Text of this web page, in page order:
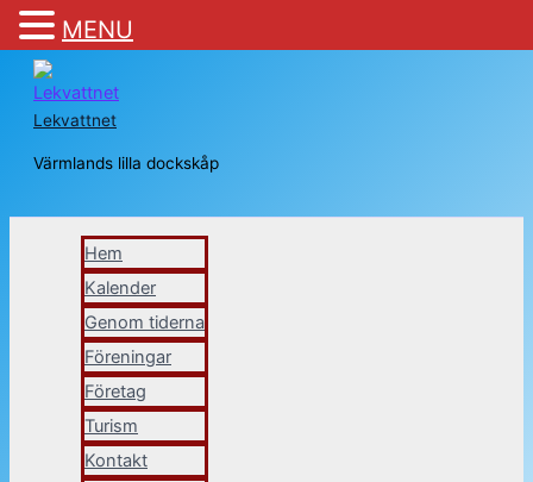
Hoppa
innehåll
Lekvattnet
Värmlands lilla dockskåp
Hem
Kalender
Genom tiderna
Föreningar
Företag
Turism
Kontakt
MENU